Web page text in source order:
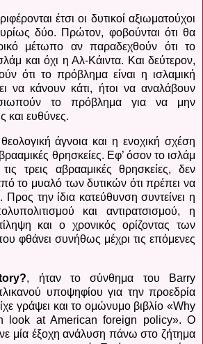
έτσι οι δυτικοί αξιωματούχοι
δύο. Πρώτον, φοβούνται ότι θα
μέτωπο αν παραδεχθούν ότι το
και όχι η Αλ-Κάιντα. Και δεύτερον,
ότι το πρόβλημα είναι η ισλαμική
να κάνουν κάτι, ήτοι να αναλάβουν
το πρόβλημα για να μην
και ευθύνες.
άγνοια και η ενοχική σχέση
θρησκείες. Εφ’ όσον το ισλάμ
τρεις αβρααμικές θρησκείες, δεν
το μυαλό των δυτικών ότι πρέπει να
Προς την ίδια κατεύθυνση συντείνει η
και αντιρατσισμού, η
και ο χρονικός ορίζοντας των
φθάνει συνήθως μέχρι τις επόμενες
, ήταν το σύνθημα του
Barry
υποψηφίου για την προεδρία
γράψει και το ομώνυμο βιβλίο «Why
look at American foreign policy». Ο
μία έξοχη ανάλυση πάνω στο ζήτημα